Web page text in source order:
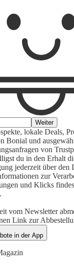
Weiter
lokale Deals,
Bonial und
von
du in den Erhalt
jederzeit über
zur
und Klicks
.
vom Newsletter
Link zur
in der App